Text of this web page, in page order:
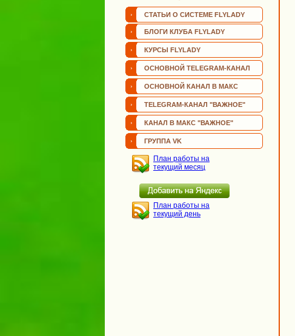
СТАТЬИ О СИСТЕМЕ FLYLADY
БЛОГИ КЛУБА FLYLADY
КУРСЫ FLYLADY
ОСНОВНОЙ TELEGRAM-КАНАЛ
ОСНОВНОЙ КАНАЛ В МАКС
TELEGRAM-КАНАЛ "ВАЖНОЕ"
КАНАЛ В МАКС "ВАЖНОЕ"
ГРУППА VK
План работы на
текущий месяц
План работы на
текущий день